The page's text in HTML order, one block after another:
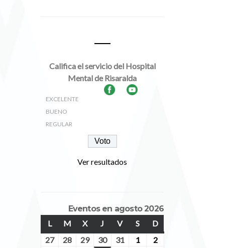
Califica el servicio del Hospital
Mental de Risaralda
EXCELENTE
BUENO
REGULAR
Ver resultados
Eventos en agosto 2026
LLUNES
M MARTES
XMIÉRCOLES
J JUEVES
VVIERNES
SSÁBADO
DDOMINGO
27julio
28 julio
29julio
30julio
31 julio
1agosto
2agosto